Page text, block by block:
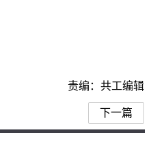
责编：共工编辑
下一篇